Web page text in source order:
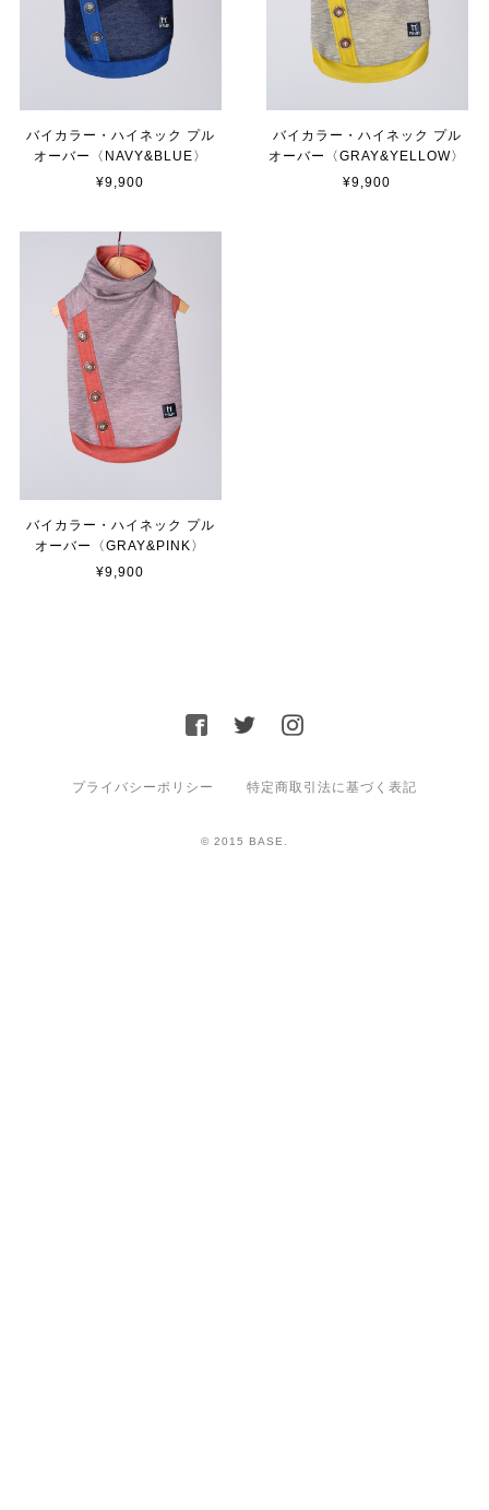
バイカラー・ハイネック プル
オーバー〈NAVY&BLUE〉
¥9,900
バイカラー・ハイネック プル
オーバー〈GRAY&YELLOW〉
¥9,900
バイカラー・ハイネック プル
オーバー〈GRAY&PINK〉
¥9,900
プライバシーポリシー 特定商取引法に基づく表記
© 2015 BASE.